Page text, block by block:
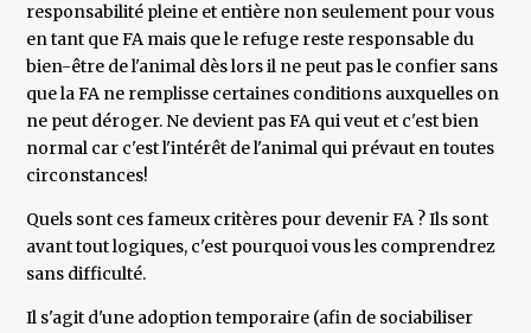
responsabilité pleine et entière non seulement pour vous
en tant que FA mais que le refuge reste responsable du
bien-être de l'animal dès lors il ne peut pas le confier sans
que la FA ne remplisse certaines conditions auxquelles on
ne peut déroger. Ne devient pas FA qui veut et c'est bien
normal car c'est l'intérêt de l'animal qui prévaut en toutes
circonstances!
Quels sont ces fameux critères pour devenir FA ? Ils sont
avant tout logiques, c'est pourquoi vous les comprendrez
sans difficulté.
Il s'agit d'une adoption temporaire (afin de sociabiliser